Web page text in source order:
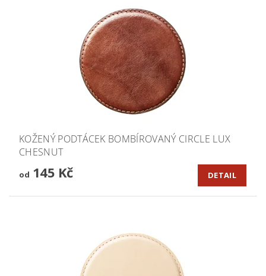
KOŽENÝ PODTÁCEK BOMBÍROVANÝ CIRCLE LUX
CHESNUT
od 145 Kč DETAIL